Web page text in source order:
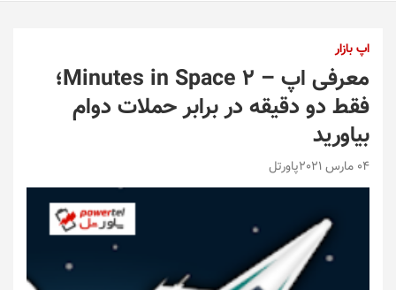
اپ بازار
معرفی اپ – 2 Minutes in Space؛
فقط دو دقیقه در برابر حملات دوام
بیاورید
04 مارس 2021 پاورتل